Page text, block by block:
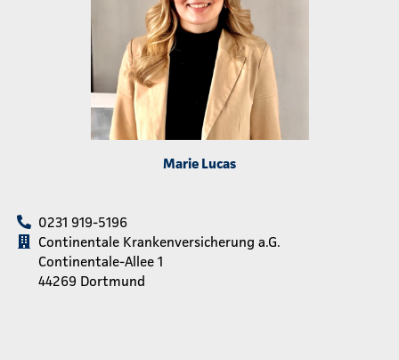
Marie Lucas
0231 919-5196
Continentale Krankenversicherung a.G.
Continentale-Allee 1
44269 Dortmund